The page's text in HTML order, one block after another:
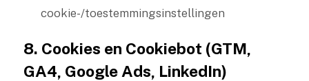
cookie-/toestemmingsinstellingen
8. Cookies en Cookiebot (GTM,
GA4, Google Ads, LinkedIn)